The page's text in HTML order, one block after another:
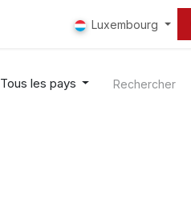
Luxembourg
Tous les pays